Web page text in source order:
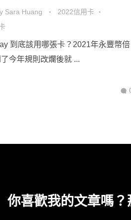
Sara Huang
2022信用卡
到底該用哪張卡？2021年永豐幣倍
今年規則改爛後就 ...
你喜歡我的文章嗎